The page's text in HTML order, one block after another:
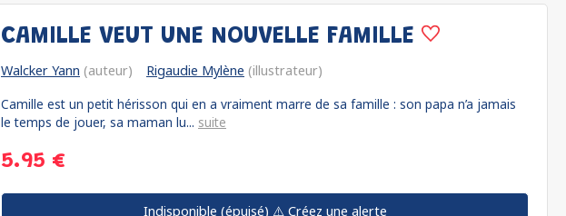
CAMILLE VEUT UNE NOUVELLE FAMILLE
Walcker Yann (auteur) Rigaudie Mylène (illustrateur)
Camille est un petit hérisson qui en a vraiment marre de sa famille : son papa n’a jamais
le temps de jouer, sa maman lu... suite
5.95 €
Indisponible (épuisé) ⚠️ Créez une alerte